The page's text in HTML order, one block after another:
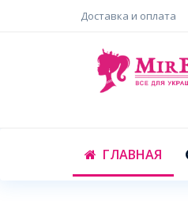
Доставка и оплата
ГЛАВНАЯ